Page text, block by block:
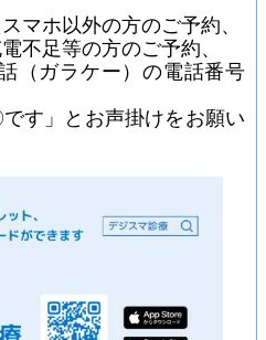
マホ以外の方のご予約、
不足等の方のご予約、
（ガラケー）の電話番号
す」とお声掛けをお願い